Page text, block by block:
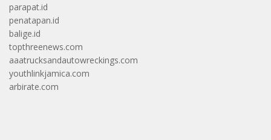
parapat.id
penatapan.id
balige.id
topthreenews.com
aaatrucksandautowreckings.com
youthlinkjamica.com
arbirate.com